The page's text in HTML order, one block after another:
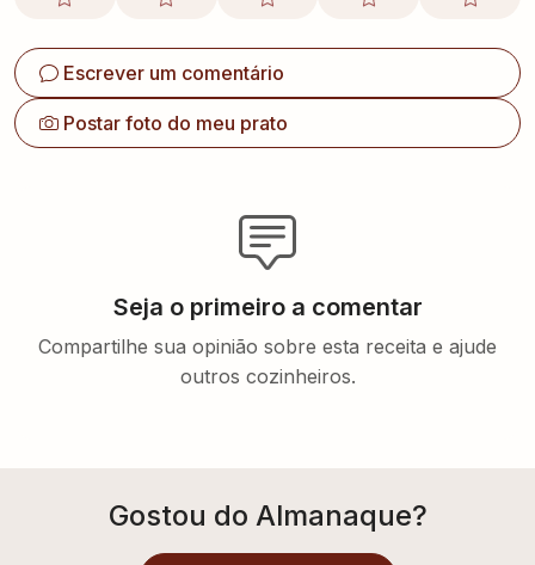
Escrever um comentário
Postar foto do meu prato
Seja o primeiro a comentar
Compartilhe sua opinião sobre esta receita e ajude
outros cozinheiros.
Gostou do Almanaque?